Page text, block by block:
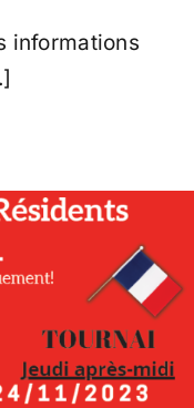
informations